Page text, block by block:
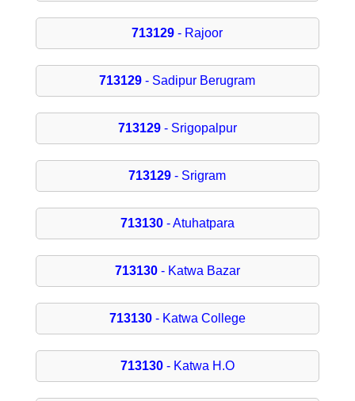
713129 - Rajoor
713129 - Sadipur Berugram
713129- Srigopalpur
713129 - Srigram
713130- Atuhatpara
713130- Katwa Bazar
713130- Katwa College
713130- Katwa H.O